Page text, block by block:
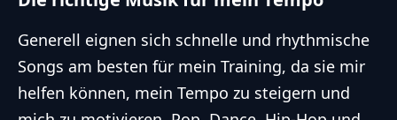
Generell eignen sich schnelle und rhythmische
Songs am besten für mein Training, da sie mir
helfen können, mein Tempo zu steigern und